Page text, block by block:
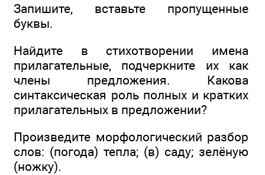
Запишите, вставьте пропущенные
буквы.
Найдите в стихотворении имена
прилагательные, подчеркните их как
члены предложения. Какова
синтаксическая роль полных и кратких
прилагательных в предложении?
Произведите морфологический разбор
слов: (погода) тепла; (в) саду; зелёную
(ножку).